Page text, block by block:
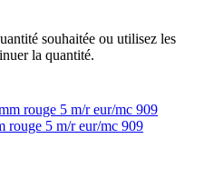
souhaitée ou utilisez les
la quantité.
rouge 5 m/r eur/mc 909